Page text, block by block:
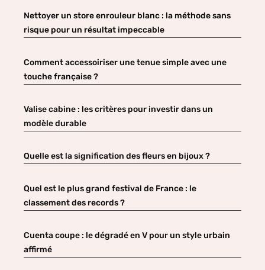
Nettoyer un store enrouleur blanc : la méthode sans
risque pour un résultat impeccable
Comment accessoiriser une tenue simple avec une
touche française ?
Valise cabine : les critères pour investir dans un
modèle durable
Quelle est la signification des fleurs en bijoux ?
Quel est le plus grand festival de France : le
classement des records ?
Cuenta coupe : le dégradé en V pour un style urbain
affirmé